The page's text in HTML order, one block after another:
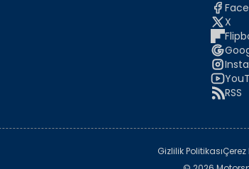
X
RSS
Gizlilik PolitikasıÇerez